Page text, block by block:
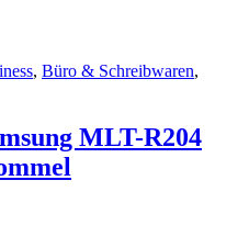
, Büro & Schreibwaren,
MLT-R204